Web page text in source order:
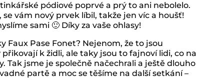
pódiové poprvé a prý to ani nebolelo.
vám nový prvek líbil, takže jen víc a houšť!
sami 🙂 Díky za vaše ohlasy!
Pase Fonet? Nejenom, že to jsou
k židli, ale taky jsou to fajnoví lidi, co na
Tak jsme je společně načechrali a ještě dlouho
partě a moc se těšíme na další setkání –